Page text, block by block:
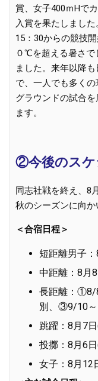
賞、女子400ｍHで
入賞を果たしました
15：30からの競技
０℃を超える暑さで
ました。来年以降
で、一人でも多く
グラウンドの試合
ます。
②今後のスケ
同志社戦を終え、8
秋のシーズンに向か
＜合宿日程＞
短距離男子
中距離：8月
長距離：①8/
別、③9/10～
跳躍：8月7
投擲：8月6
女子：8月12